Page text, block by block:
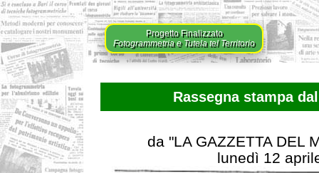
Progetto Finalizzato
Fotogrammetria e Tutela tel Territorio
Rassegna stampa
da "LA GAZZETTA DEL
lunedì 12